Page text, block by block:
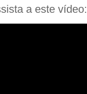
a este vídeo: